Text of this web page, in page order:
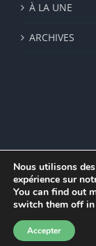
À LA UNE
ARCHIVES
© Institut de
Mentions
Nous utilisons
expérience sur
You can find out
switch them off in
Accepter